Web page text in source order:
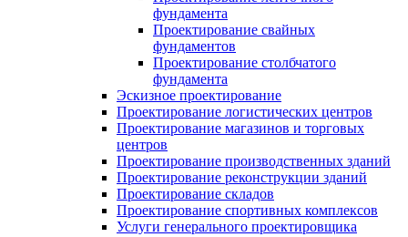
фундамента
Проектирование свайных
фундаментов
Проектирование столбчатого
фундамента
Эскизное проектирование
Проектирование логистических центров
Проектирование магазинов и торговых
центров
Проектирование производственных зданий
Проектирование реконструкции зданий
Проектирование складов
Проектирование спортивных комплексов
Услуги генерального проектировщика